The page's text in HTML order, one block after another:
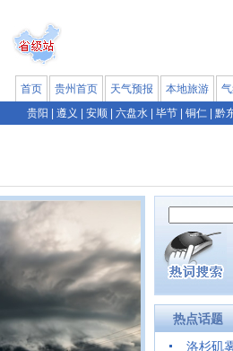
首页 贵州首页 天气预报 本地旅游
贵阳
遵义 安顺 六盘水 毕节 铜仁 黔
热点话题
洛杉矶